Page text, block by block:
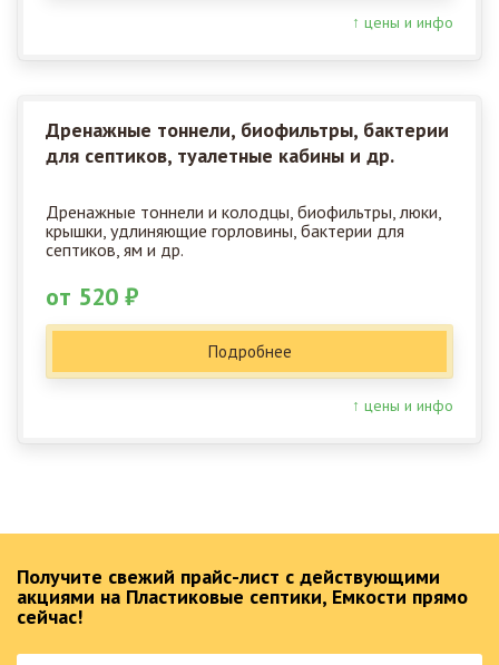
↑ цены и инфо
Дренажные тоннели, биофильтры, бактерии
для септиков, туалетные кабины и др.
Дренажные тоннели и колодцы, биофильтры, люки,
крышки, удлиняющие горловины, бактерии для
септиков, ям и др.
от 520 ₽
Подробнее
↑ цены и инфо
Получите свежий прайс-лист с действующими
акциями на Пластиковые септики, Емкости прямо
сейчас!